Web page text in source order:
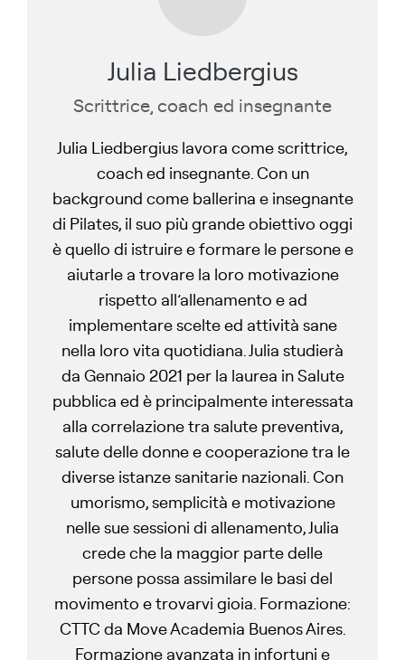
Julia Liedbergius
Scrittrice, coach ed insegnante
Julia Liedbergius lavora come scrittrice,
coach ed insegnante. Con un
background come ballerina e insegnante
di Pilates, il suo più grande obiettivo oggi
è quello di istruire e formare le persone e
aiutarle a trovare la loro motivazione
rispetto all’allenamento e ad
implementare scelte ed attività sane
nella loro vita quotidiana. Julia studierà
da Gennaio 2021 per la laurea in Salute
pubblica ed è principalmente interessata
alla correlazione tra salute preventiva,
salute delle donne e cooperazione tra le
diverse istanze sanitarie nazionali. Con
umorismo, semplicità e motivazione
nelle sue sessioni di allenamento, Julia
crede che la maggior parte delle
persone possa assimilare le basi del
movimento e trovarvi gioia. Formazione:
CTTC da Move Academia Buenos Aires.
Formazione avanzata in infortuni e